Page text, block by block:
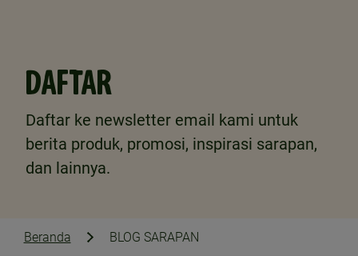
DAFTAR
Daftar ke newsletter email kami untuk
berita produk, promosi, inspirasi sarapan,
dan lainnya.
Beranda BLOG SARAPAN